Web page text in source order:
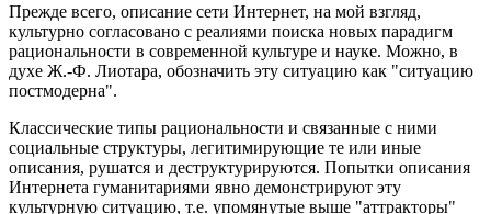
Прежде всего, описание сети Интернет, на мой взгляд,
культурно согласовано с реалиями поиска новых парадигм
рациональности в современной культуре и науке. Можно, в
духе Ж.-Ф. Лиотара, обозначить эту ситуацию как "ситуацию
постмодерна".
Классические типы рациональности и связанные с ними
социальные структуры, легитимирующие те или иные
описания, рушатся и деструктурируются. Попытки описания
Интернета гуманитариями явно демонстрируют эту
культурную ситуацию, т.е. упомянутые выше "аттракторы"